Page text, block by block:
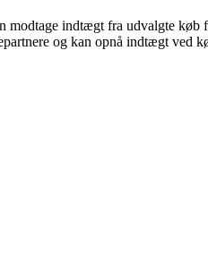
indtægt fra udvalgte køb
og kan opnå indtægt ved